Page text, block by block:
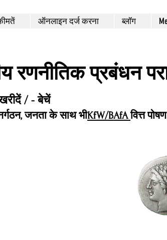
ऑनलाइन दर्ज करना ब्लॉग
रणनीतिक प्रबंधन
/ - बेचें
जनता के साथ भीKfW/BAfAवित्त